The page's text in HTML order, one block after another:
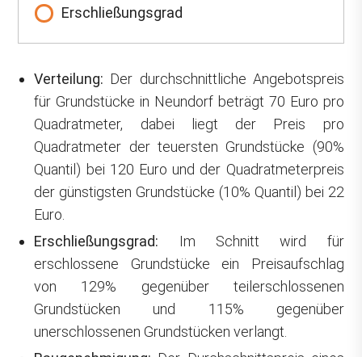
Erschließungsgrad
Verteilung: Der durchschnittliche Angebotspreis
für Grundstücke in Neundorf beträgt 70 Euro pro
Quadratmeter, dabei liegt der Preis pro
Quadratmeter der teuersten Grundstücke (90%
Quantil) bei 120 Euro und der Quadratmeterpreis
der günstigsten Grundstücke (10% Quantil) bei 22
Euro.
Erschließungsgrad: Im Schnitt wird für
erschlossene Grundstücke ein Preisaufschlag
von 129% gegenüber teilerschlossenen
Grundstücken und 115% gegenüber
unerschlossenen Grundstücken verlangt.